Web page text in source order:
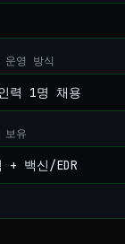
운영 방식
보유